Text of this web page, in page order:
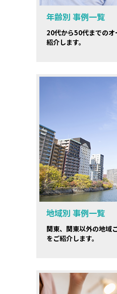
年齢別 事例一覧
20代から50代までの
紹介します。
地域別 事例一覧
関東、関東以外の地域
をご紹介します。